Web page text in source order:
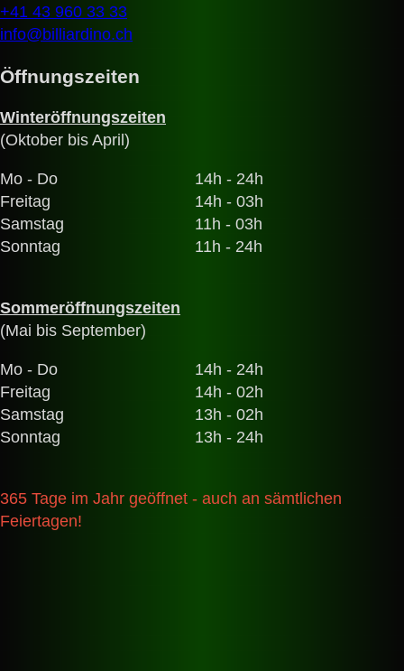
+41 43 960 33 33
info@billiardino.ch
Öffnungszeiten
Winteröffnungszeiten
(Oktober bis April)
Mo - Do
14h - 24h
Freitag
14h - 03h
Samstag
11h - 03h
Sonntag
11h - 24h
Sommeröffnungszeiten
(Mai bis September)
Mo - Do
14h - 24h
Freitag
14h - 02h
Samstag
13h - 02h
Sonntag
13h - 24h
365 Tage im Jahr geöffnet - auch an sämtlichen
Feiertagen!